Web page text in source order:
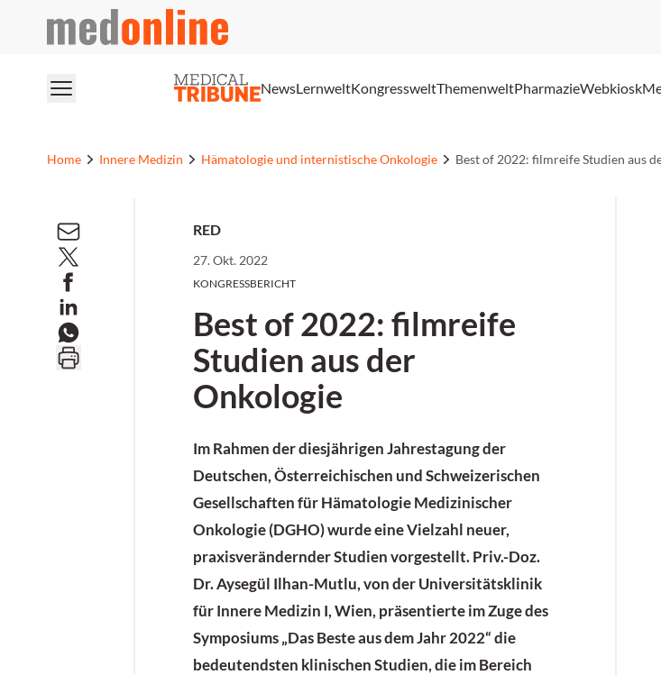
medonline
NewsLernweltKongressweltThemenweltPharmazieWebkiosk
Home Innere Medizin Hämatologie und internistische Onkologie Best of 2022: filmreife Studien aus
RED
27. Okt. 2022
KONGRESSBERICHT
Best of 2022: filmreife
Studien aus der
Onkologie
Im Rahmen der diesjährigen Jahrestagung der
Deutschen, Österreichischen und Schweizerischen
Gesellschaften für Hämatologie Medizinischer
Onkologie (DGHO) wurde eine Vielzahl neuer,
praxisverändernder Studien vorgestellt. Priv.-Doz.
Dr. Aysegül Ilhan-Mutlu, von der Universitätsklinik
für Innere Medizin I, Wien, präsentierte im Zuge des
Symposiums „Das Beste aus dem Jahr 2022“ die
bedeutendsten klinischen Studien, die im Bereich